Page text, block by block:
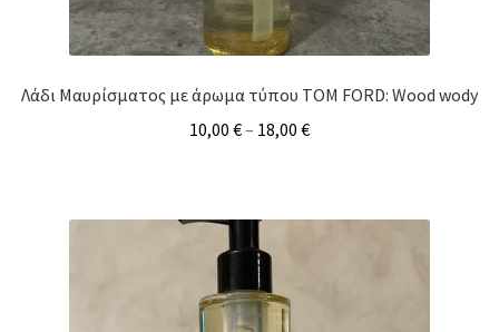
Λάδι Μαυρίσματος με άρωμα τύπου TOM FORD: Wood wody
10,00 €– 18,00 €